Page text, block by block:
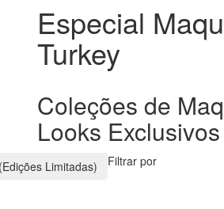
Especial
Turkey
Coleções de
Looks
Filtrar por
Limitadas)